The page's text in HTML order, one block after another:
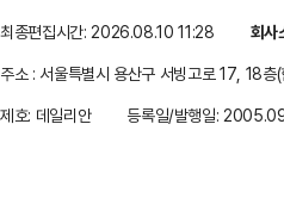
최종편집시간: 2026.08.10 11:28 회사
주소 : 서울특별시 용산구 서빙고로 17, 18층
제호: 데일리안
등록일/발행일: